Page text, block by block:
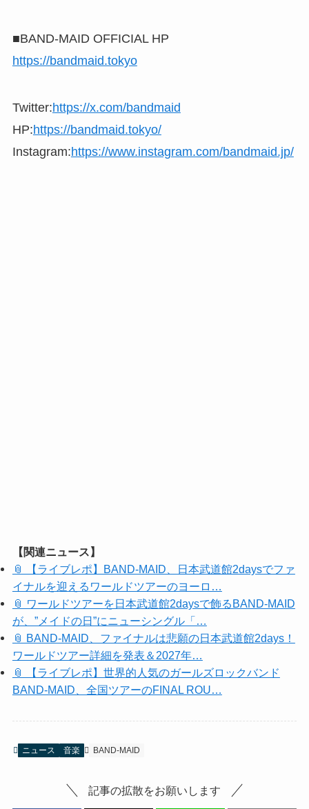
■BAND-MAID OFFICIAL HP
https://bandmaid.tokyo
Twitter:https://x.com/bandmaid
HP:https://bandmaid.tokyo/
Instagram:https://www.instagram.com/bandmaid.jp/
【関連ニュース】
📎 【ライブレポ】BAND-MAID、日本武道館2daysでファ
イナルを迎えるワールドツアーのヨーロ…
📎 ワールドツアーを日本武道館2daysで飾るBAND-MAID
が、”メイドの日”にニューシングル「…
📎 BAND-MAID、ファイナルは悲願の日本武道館2days！
ワールドツアー詳細を発表＆2027年…
📎 【ライブレポ】世界的人気のガールズロックバンド
BAND-MAID、全国ツアーのFINAL ROU…
ニュース 音楽 BAND-MAID
記事の拡散をお願いします